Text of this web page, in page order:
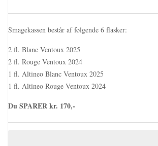
Smagekassen består af følgende 6 flasker:
2 fl. Blanc Ventoux 2025
2 fl. Rouge Ventoux 2024
1 fl. Altineo Blanc Ventoux 2025
1 fl. Altineo Rouge Ventoux 2024
Du SPARER kr. 170,-